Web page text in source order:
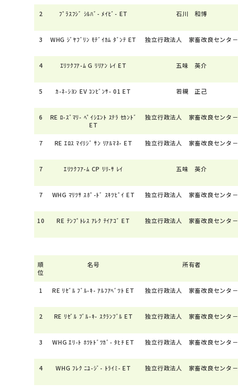
2 ﾌﾟﾗｽﾌｼﾞ ｼﾙﾊﾞ- ﾒｲﾋﾞ- ET 石川 和博
3 WHG ｼﾞﾔﾌﾞﾘﾝ ﾓﾃﾞｲｶﾑ ﾀﾞﾝﾃ ET 独立行政法人 家畜改良センタ－
4 ｴﾘﾂｸﾌｱ-ﾑ G ﾘﾘｱﾝ ﾚｲ ET 五味 英介
5 ｶ-ﾈ-ｼﾖﾝ EV ｺﾝﾋﾞﾝｻ- 01 ET 若槻 正己
6
RE ﾛ-ｽﾞﾏﾘ- ﾍﾟｲｼｴﾝﾄ ｽﾃﾗ ｾｶﾝﾄﾞ
ET
独立行政法人 家畜改良センタ－
7 RE ｴﾛｽ ﾏｲﾘｼﾞ ｻﾝ ﾘｱﾙﾏﾈ- ET 独立行政法人 家畜改良センタ－
7 ｴﾘﾂｸﾌｱ-ﾑ CP ﾘﾘ-ｻ ﾚｲ 五味 英介
7 WHG ﾏﾘﾂｻ ｽﾎﾟ-ﾄﾞ ｽｷﾂﾋﾟｲ ET 独立行政法人 家畜改良センタ－
10 RE ﾃﾝﾌﾟﾄﾚｽ ｱﾚｸ ﾃｲｱｺﾞ ET 独立行政法人 家畜改良センタ－
順
位
名号 所有者
1 RE ﾘｾﾞﾙ ﾌﾞﾙ-ｷ- ｱﾙﾌｱﾍﾞﾂﾄ ET 独立行政法人 家畜改良センタ－
2 RE ﾘｾﾞﾙ ﾌﾞﾙ-ｷ- ｽｸﾗﾝﾌﾞﾙ ET 独立行政法人 家畜改良センタ－
3 WHG ｴﾘ-ﾄ ﾎﾂﾄﾄﾞﾂｶﾞ- ﾀﾋﾁ ET 独立行政法人 家畜改良センタ－
4 WHG ﾌﾚｸ ﾆﾕ-ｼﾞ- ﾄﾗｲﾐ- ET 独立行政法人 家畜改良センタ－